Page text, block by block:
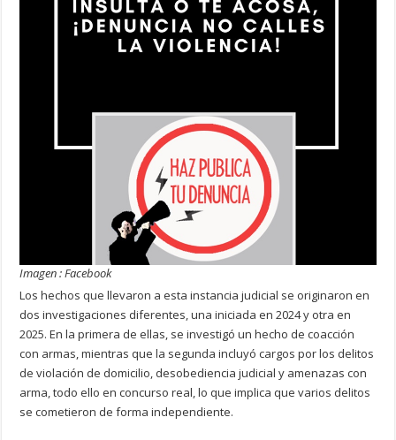
Imagen : Facebook
Los hechos que llevaron a esta instancia judicial se originaron en
dos investigaciones diferentes, una iniciada en 2024 y otra en
2025. En la primera de ellas, se investigó un hecho de coacción
con armas, mientras que la segunda incluyó cargos por los delitos
de violación de domicilio, desobediencia judicial y amenazas con
arma, todo ello en concurso real, lo que implica que varios delitos
se cometieron de forma independiente.